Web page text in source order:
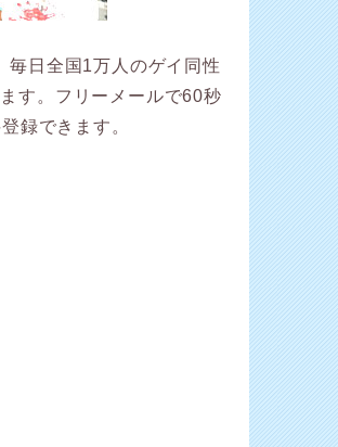
毎日全国1万人のゲイ同性
す。フリーメールで60秒
録できます。